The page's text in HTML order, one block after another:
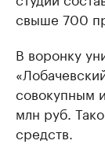
свыше 700
В воронку
совокупным
млн руб.
средств.